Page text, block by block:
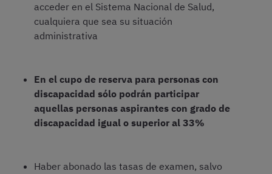
acceder en el Sistema Nacional de Salud,
cualquiera que sea su situación
administrativa
En el cupo de reserva para personas con
discapacidad sólo podrán participar
aquellas personas aspirantes con grado de
discapacidad igual o superior al 33%
Haber abonado las tasas de examen, salvo